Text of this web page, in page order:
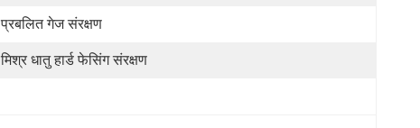
प्रबलित गेज संरक्षण
मिश्र धातु हार्ड फेसिंग संरक्षण